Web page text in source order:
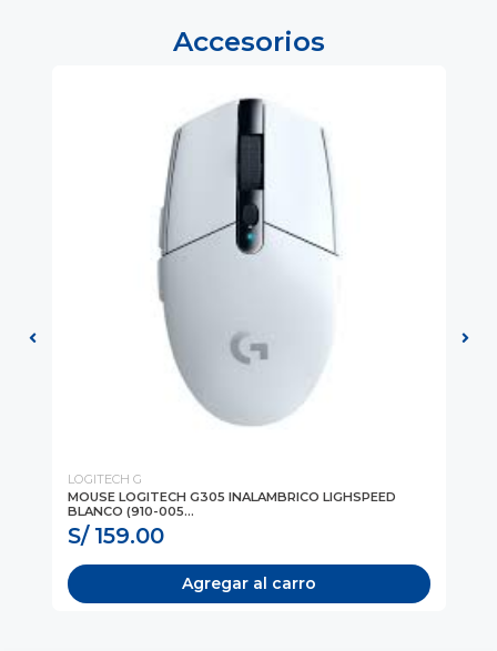
Accesorios
LOGITECH G
MOUSE LOGITECH G305 INALAMBRICO LIGHSPEED
BLANCO (910-005...
S/ 159.00
Agregar al carro